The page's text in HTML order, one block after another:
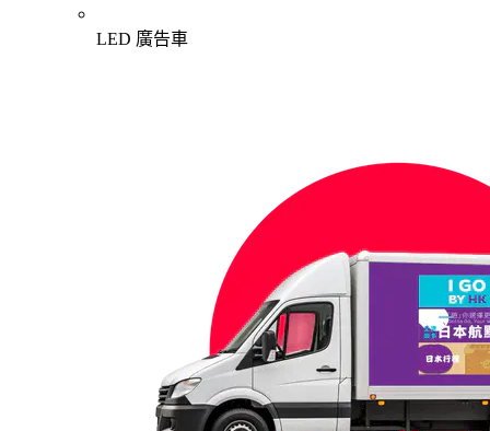
LED 廣告車